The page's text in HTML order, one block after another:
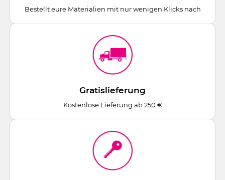
Bestellt eure Materialien mit nur wenigen Klicks nach
Gratislieferung
Kostenlose Lieferung ab 250 €